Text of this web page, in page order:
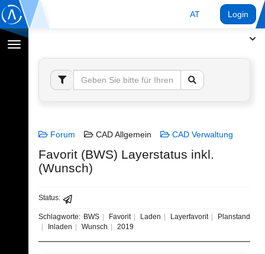
AT Login
Navigation
umschalten
Forum CAD Allgemein CAD Verwaltung
Favorit (BWS) Layerstatus inkl.
(Wunsch)
Status:
Schlagworte: BWS Favorit Laden Layerfavorit
Planstand
Inladen
Wunsch 2019